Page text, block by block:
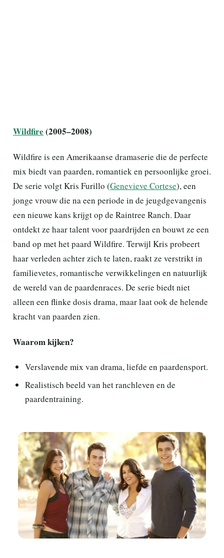
Wildfire (2005–2008)
Wildfire is een Amerikaanse dramaserie die de perfecte
mix biedt van paarden, romantiek en persoonlijke groei.
De serie volgt Kris Furillo (Genevieve Cortese), een
jonge vrouw die na een periode in de jeugdgevangenis
een nieuwe kans krijgt op de Raintree Ranch. Daar
ontdekt ze haar talent voor paardrijden en bouwt ze een
band op met het paard Wildfire. Terwijl Kris probeert
haar verleden achter zich te laten, raakt ze verstrikt in
familievetes, romantische verwikkelingen en natuurlijk
de wereld van de paardenraces. De serie biedt niet
alleen een flinke dosis drama, maar laat ook de helende
kracht van paarden zien.
Waarom kijken?
Verslavende mix van drama, liefde en paardensport.
Realistisch beeld van het ranchleven en de
paardentraining.